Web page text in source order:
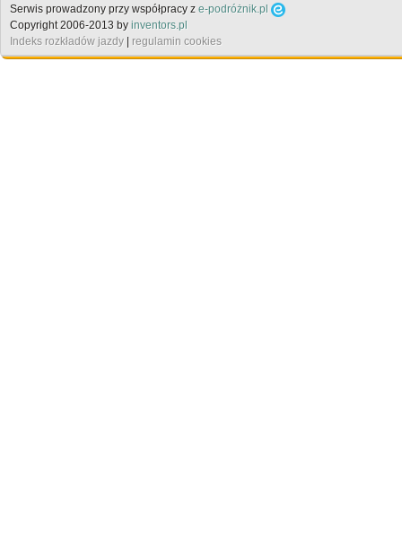
Serwis prowadzony przy współpracy z e-podróżnik.pl
Copyright 2006-2013 by inventors.pl
Indeks rozkładów jazdy
regulamin cookies